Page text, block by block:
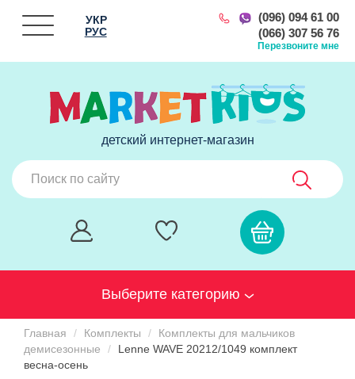
(096) 094 61 00
(066) 307 56 76
Перезвоните мне
УКР
РУС
детский интернет-магазин
Выберите категорию
Главная Комплекты
Комплекты для мальчиков
демисезонные
Lenne WAVE 20212/1049 комплект
весна-осень